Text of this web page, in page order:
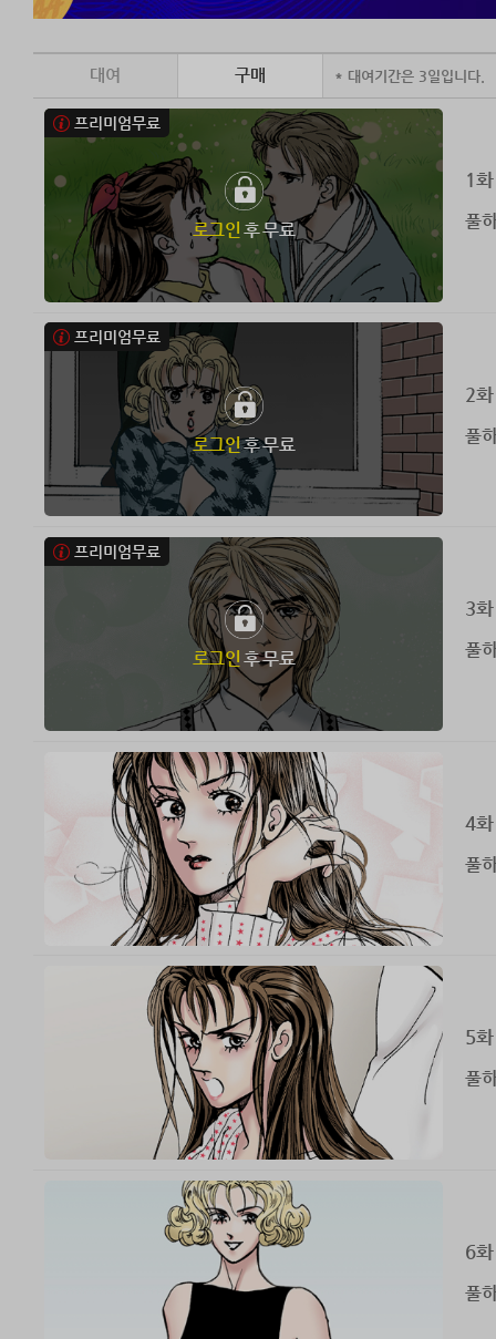
대여 구매 * 대여기간은 3일입니다.
프리미엄무료
로그인 후 무료
1화
풀
프리미엄무료
로그인후 무료
2화
풀
프리미엄무료
로그인 후 무료
3화
풀
4화
풀
5화
풀
6화
풀